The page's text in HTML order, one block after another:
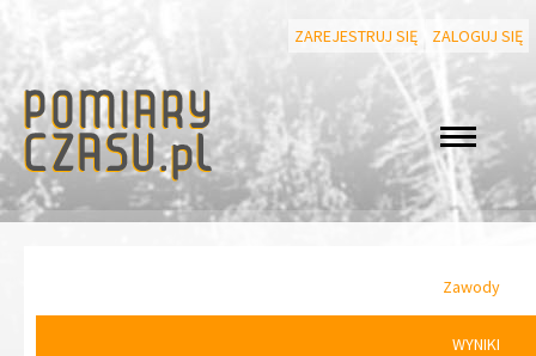
ZAREJESTRUJ SIĘ ZALOGUJ SIĘ
Zawody
WYNIKI